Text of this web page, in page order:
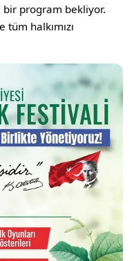
program bekliyor.
tüm halkımızı